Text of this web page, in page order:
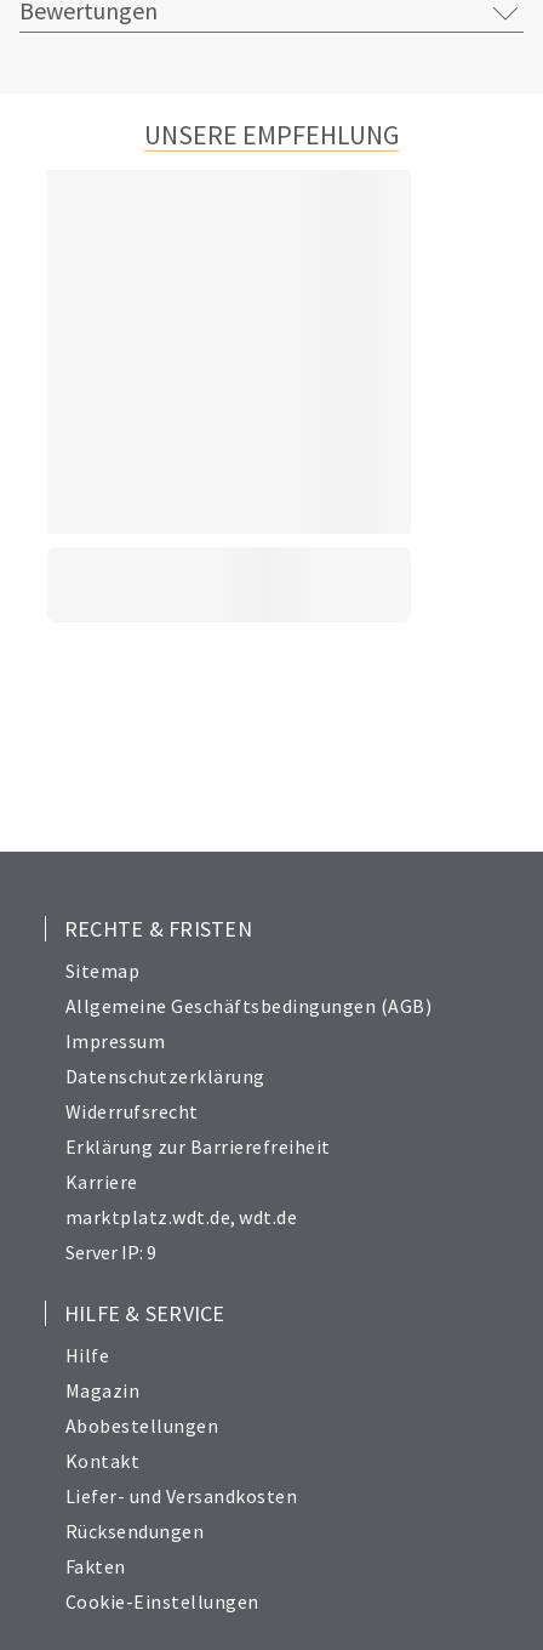
Bewertungen
UNSERE EMPFEHLUNG
RECHTE & FRISTEN
Sitemap
Allgemeine Geschäftsbedingungen (AGB)
Impressum
Datenschutzerklärung
Widerrufsrecht
Erklärung zur Barrierefreiheit
Karriere
marktplatz.wdt.de,wdt.de
Server IP: 9
HILFE & SERVICE
Hilfe
Magazin
Abobestellungen
Kontakt
Liefer- und Versandkosten
Rücksendungen
Fakten
Cookie-Einstellungen